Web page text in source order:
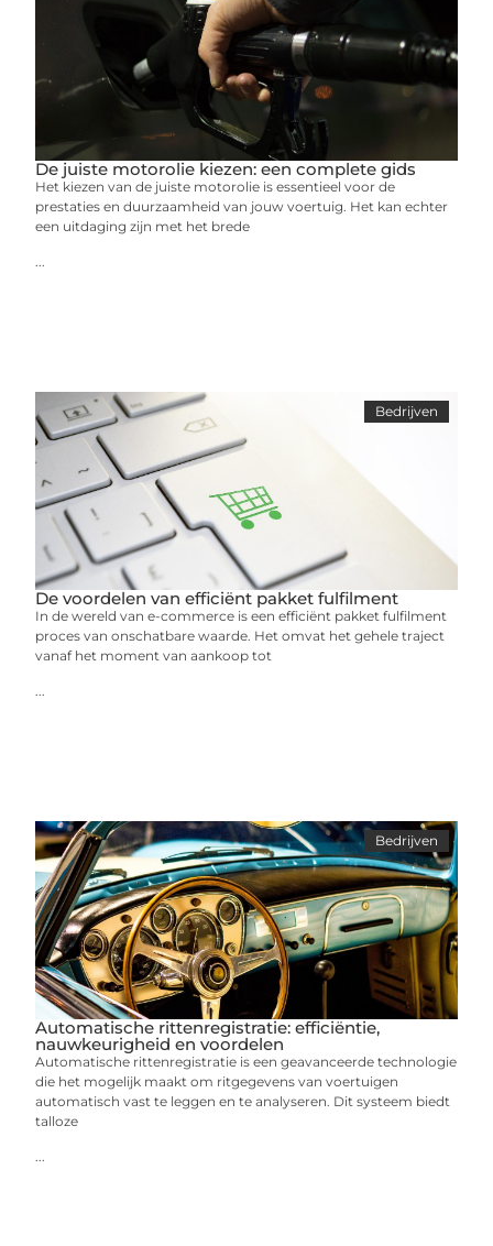
De juiste motorolie kiezen: een complete gids
Het kiezen van de juiste motorolie is essentieel voor de
prestaties en duurzaamheid van jouw voertuig. Het kan echter
een uitdaging zijn met het brede
...
Bedrijven
De voordelen van efficiënt pakket fulfilment
In de wereld van e-commerce is een efficiënt pakket fulfilment
proces van onschatbare waarde. Het omvat het gehele traject
vanaf het moment van aankoop tot
...
Bedrijven
Automatische rittenregistratie: efficiëntie,
nauwkeurigheid en voordelen
Automatische rittenregistratie is een geavanceerde technologie
die het mogelijk maakt om ritgegevens van voertuigen
automatisch vast te leggen en te analyseren. Dit systeem biedt
talloze
...